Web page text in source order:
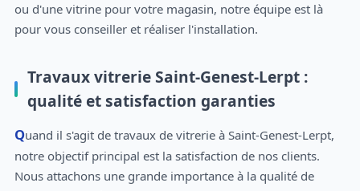
ou d'une vitrine pour votre magasin, notre équipe est là
pour vous conseiller et réaliser l'installation.
Travaux vitrerie Saint-Genest-Lerpt :
qualité et satisfaction garanties
Quand il s'agit de travaux de vitrerie à Saint-Genest-Lerpt,
notre objectif principal est la satisfaction de nos clients.
Nous attachons une grande importance à la qualité de